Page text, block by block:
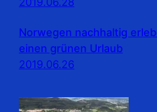
Norwegen nachhaltig
einen grünen Urlaub
2019.06.26